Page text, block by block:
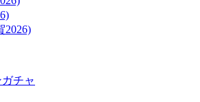
2026)
チャ